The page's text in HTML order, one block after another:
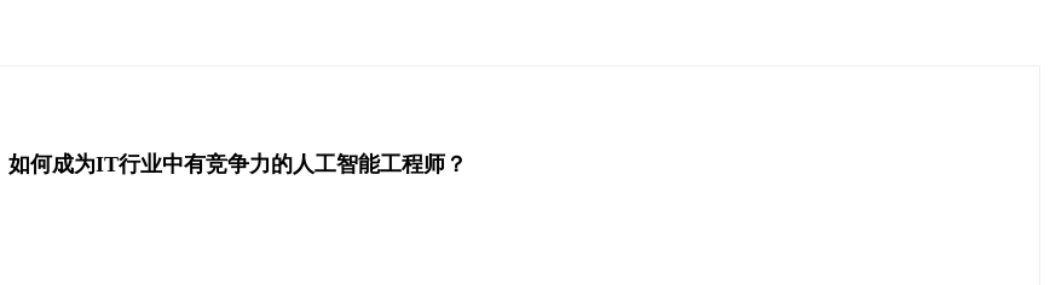
如何成为IT行业中有竞争力的人工智能工程师？